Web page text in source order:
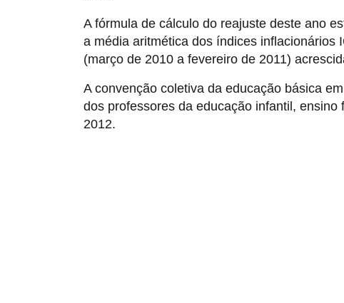
A fórmula de cálculo do reajuste deste ano
a média aritmética dos índices inflacionários
(março de 2010 a fevereiro de 2011)
A convenção coletiva da educação básica
dos professores da educação infantil,
2012.